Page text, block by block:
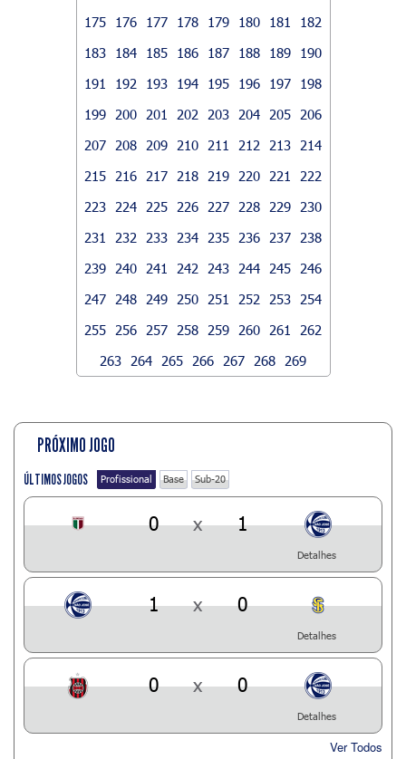
175
176 177 178 179 180 181
182
183
184 185 186 187 188 189
190
191
192 193 194 195 196 197
198
199
200 201 202 203 204 205
206
207
208 209 210 211 212 213
214
215
216 217 218 219 220 221
222
223
224 225 226 227 228 229
230
231
232 233 234 235 236 237
238
239
240 241 242 243 244 245
246
247
248 249 250 251 252 253
254
255
256 257 258 259 260 261
262
263
264 265 266 267 268 269
PRÓXIMO JOGO
ÚLTIMOS JOGOS Profissional Base Sub-20
0 x 1
Detalhes
1 x 0
Detalhes
0 x 0
Detalhes
Ver Todos